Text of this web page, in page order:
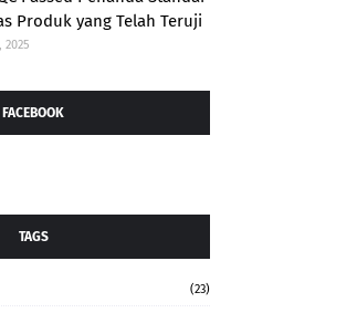
Produk yang Telah Teruji
2025
FACEBOOK
TAGS
(23)